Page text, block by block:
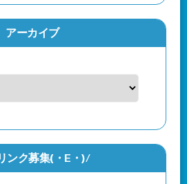
アーカイブ
ンク募集(・Ε・)/